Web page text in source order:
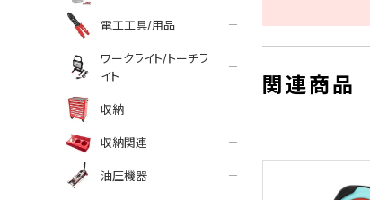
電工工具/用品
ワークライト/トーチラ
イト
収納
収納関連
油圧機器
関連商品